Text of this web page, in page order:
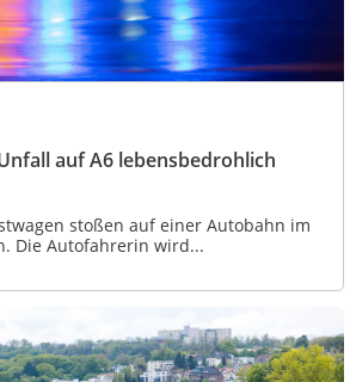
auf A6 lebensbedrohlich
stoßen auf einer Autobahn im
Die Autofahrerin wird...